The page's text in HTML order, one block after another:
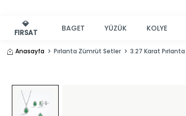
💎
FIRSAT
BAGET YÜZÜK KOLYE
Anasayfa Pırlanta Zümrüt Setler 3.27 Karat